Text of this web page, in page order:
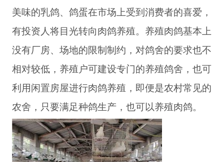
美味的乳鸽、鸽蛋在市场上受到消费者的喜爱，
有投资人将目光转向肉鸽养殖。养殖肉鸽基本上
没有厂房、场地的限制制约，对鸽舍的要求也不
相对较低，养殖户可建设专门的养殖鸽舍，也可
利用闲置房屋进行肉鸽养殖，即便是农村常见的
农舍，只要满足种鸽生产，也可以养殖肉鸽。